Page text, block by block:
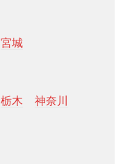
宮城
栃木
神奈川